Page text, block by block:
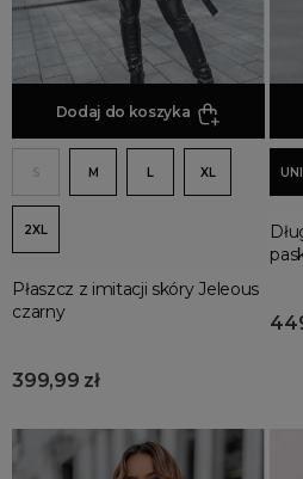
Damska
KOLOR
STYL
eleganckie
fajne
luksusowe
piękne
unikatowe
Dodaj do koszyka
S M L XL
2XL
Płaszcz z imitacji skóry Jeleous
czarny
399,99 zł